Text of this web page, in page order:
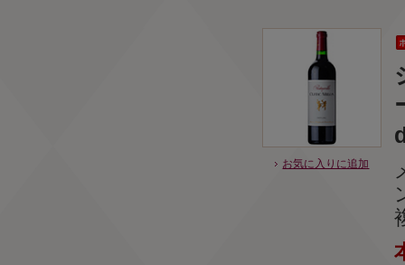
お気に入りに追加